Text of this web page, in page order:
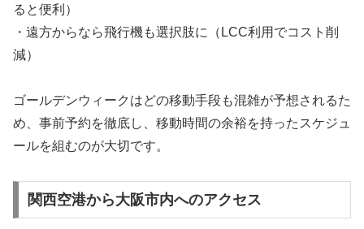
ると便利）
・遠方からなら飛行機も選択肢に（LCC利用でコスト削
減）
ゴールデンウィークはどの移動手段も混雑が予想されるた
め、事前予約を徹底し、移動時間の余裕を持ったスケジュ
ールを組むのが大切です。
関西空港から大阪市内へのアクセス